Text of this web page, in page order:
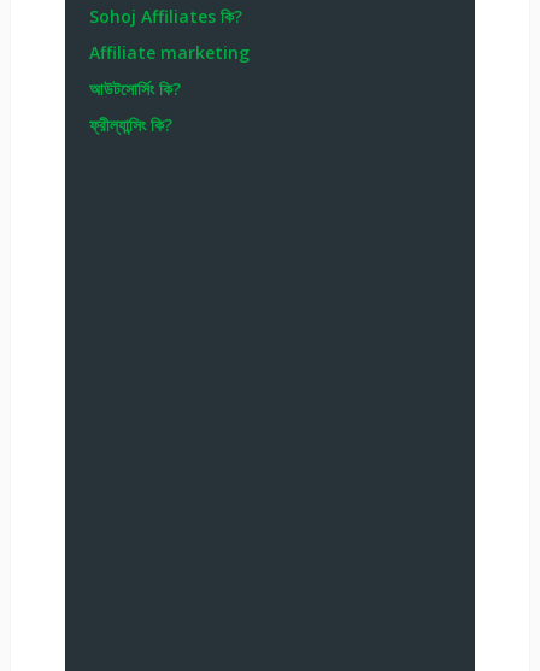
Sohoj Affiliates কি?
Affiliate marketing
আউটসোর্সিং কি?
ফ্রীল্যান্সিং কি?